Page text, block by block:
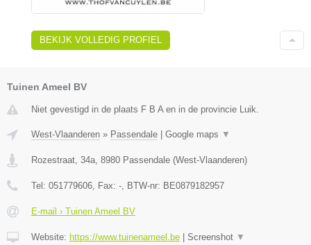
BEKIJK VOLLEDIG PROFIEL
Tuinen Ameel BV
Niet gevestigd in de plaats F B A en in de provincie Luik.
West-Vlaanderen » Passendale Google maps ▼
Rozestraat, 34a, 8980 Passendale (West-Vlaanderen)
Tel: 051779606, Fax: -, BTW-nr: BE0879182957
E-mail › Tuinen Ameel BV
Website: https://www.tuinenameel.be Screenshot ▼